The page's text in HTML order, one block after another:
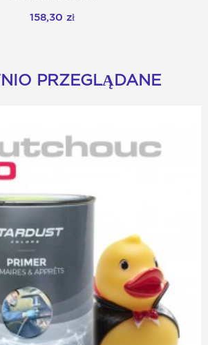
158,30 zł
PRZEGLĄDANE